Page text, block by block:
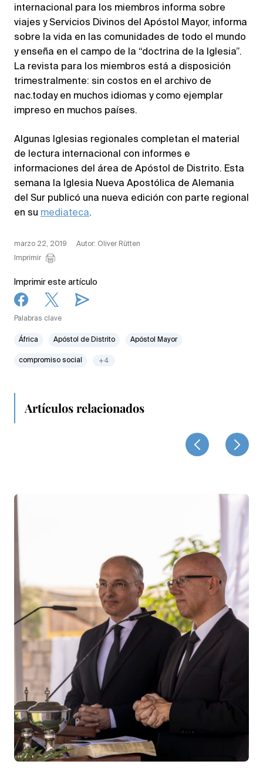
internacional para los miembros informa sobre
viajes y Servicios Divinos del Apóstol Mayor, informa
sobre la vida en las comunidades de todo el mundo
y enseña en el campo de la “doctrina de la Iglesia”.
La revista para los miembros está a disposición
trimestralmente: sin costos en el archivo de
nac.today en muchos idiomas y como ejemplar
impreso en muchos países.
Algunas Iglesias regionales completan el material
de lectura internacional con informes e
informaciones del área de Apóstol de Distrito. Esta
semana la Iglesia Nueva Apostólica de Alemania
del Sur publicó una nueva edición con parte regional
en su mediateca.
marzo 22, 2019
Autor: Oliver Rütten
Imprimir
Imprimir este artículo
Palabras clave
África Apóstol de Distrito Apóstol Mayor
compromiso social +4
Artículos relacionados